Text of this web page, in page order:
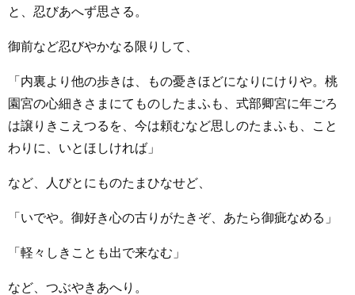
と、忍びあへず思さる。
御前など忍びやかなる限りして、
「内裏より他の歩きは、もの憂きほどになりにけりや。桃
園宮の心細きさまにてものしたまふも、式部卿宮に年ごろ
は譲りきこえつるを、今は頼むなど思しのたまふも、こと
わりに、いとほしければ」
など、人びとにものたまひなせど、
「いでや。御好き心の古りがたきぞ、あたら御疵なめる」
「軽々しきことも出で来なむ」
など、つぶやきあへり。